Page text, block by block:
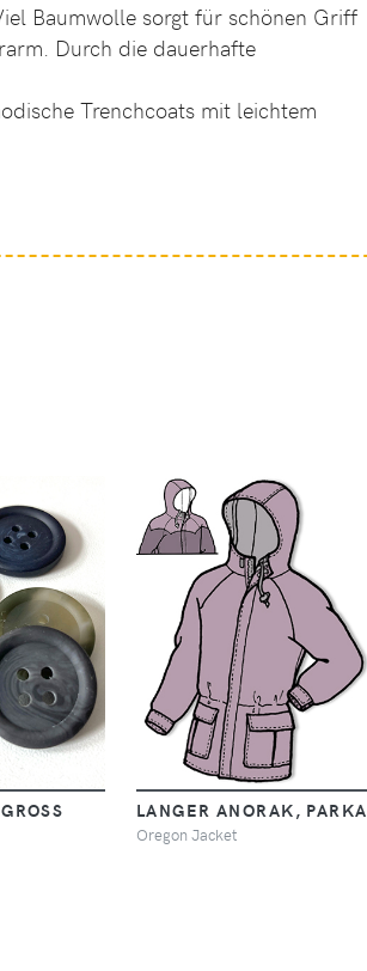
Baumwolle sorgt für schönen Griff
Durch die dauerhafte
Trenchcoats mit leichtem
LANGER ANORAK, PARKA
Oregon Jacket